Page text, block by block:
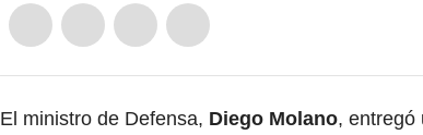
El ministro de Defensa, Diego Molano, entregó